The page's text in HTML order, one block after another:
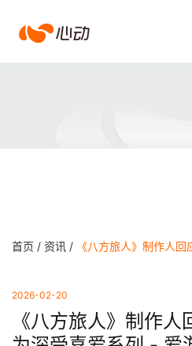
爱搜索结果
首页 / 资讯 /
2026-02-20
《八方旅人》制作